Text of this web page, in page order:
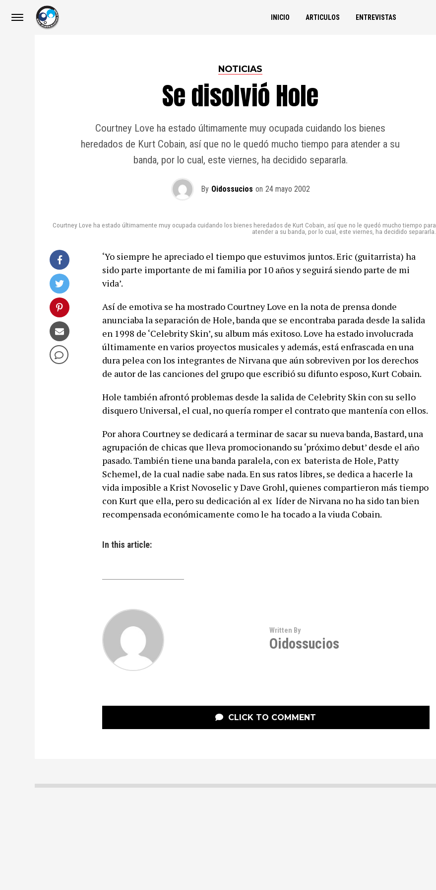
INICIO ARTICULOS ENTREVISTAS
NOTICIAS
Se disolvió Hole
Courtney Love ha estado últimamente muy ocupada cuidando los bienes
heredados de Kurt Cobain, así que no le quedó mucho tiempo para atender a su
banda, por lo cual, este viernes, ha decidido separarla.
By Oidossucios on 24 mayo 2002
Courtney Love ha estado últimamente muy ocupada cuidando los bienes heredados de Kurt Cobain, así que no le quedó mucho tiempo para
atender a su banda, por lo cual, este viernes, ha decidido separarla.
‘Yo siempre he apreciado el tiempo que estuvimos juntos. Eric (guitarrista) ha
sido parte importante de mi familia por 10 años y seguirá siendo parte de mi
vida’.
Así de emotiva se ha mostrado Courtney Love en la nota de prensa donde
anunciaba la separación de Hole, banda que se encontraba parada desde la salida
en 1998 de ‘Celebrity Skin’, su album más exitoso. Love ha estado involucrada
últimamente en varios proyectos musicales y además, está enfrascada en una
dura pelea con los integrantes de Nirvana que aún sobreviven por los derechos
de autor de las canciones del grupo que escribió su difunto esposo, Kurt Cobain.
Hole también afrontó problemas desde la salida de Celebrity Skin con su sello
disquero Universal, el cual, no quería romper el contrato que mantenía con ellos.
Por ahora Courtney se dedicará a terminar de sacar su nueva banda, Bastard, una
agrupación de chicas que lleva promocionando su ‘próximo debut’ desde el año
pasado. También tiene una banda paralela, con ex  baterista de Hole, Patty
Schemel, de la cual nadie sabe nada. En sus ratos libres, se dedica a hacerle la
vida imposible a Krist Novoselic y Dave Grohl, quienes compartieron más tiempo
con Kurt que ella, pero su dedicación al ex  líder de Nirvana no ha sido tan bien
recompensada económicamente como le ha tocado a la viuda Cobain.
In this article:
Written By
Oidossucios
CLICK TO COMMENT